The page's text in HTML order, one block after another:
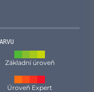
Základní úroveň
Úroveň Expert